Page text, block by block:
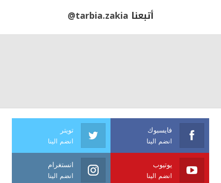
أتبعنا @tarbia.zakia
فايسبوك
انضم الينا
تويتر
انضم الينا
يوتيوب
انضم الينا
انستغرام
انضم الينا